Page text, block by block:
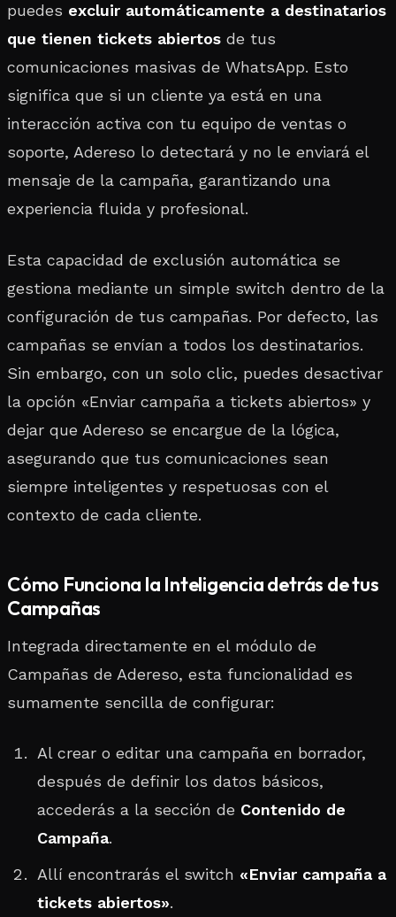
puedes excluir automáticamente a destinatarios
que tienen tickets abiertos de tus
comunicaciones masivas de WhatsApp. Esto
significa que si un cliente ya está en una
interacción activa con tu equipo de ventas o
soporte, Adereso lo detectará y no le enviará el
mensaje de la campaña, garantizando una
experiencia fluida y profesional.
Esta capacidad de exclusión automática se
gestiona mediante un simple switch dentro de la
configuración de tus campañas. Por defecto, las
campañas se envían a todos los destinatarios.
Sin embargo, con un solo clic, puedes desactivar
la opción «Enviar campaña a tickets abiertos» y
dejar que Adereso se encargue de la lógica,
asegurando que tus comunicaciones sean
siempre inteligentes y respetuosas con el
contexto de cada cliente.
Cómo Funciona la Inteligencia detrás de tus
Campañas
Integrada directamente en el módulo de
Campañas de Adereso, esta funcionalidad es
sumamente sencilla de configurar:
Al crear o editar una campaña en borrador,
después de definir los datos básicos,
accederás a la sección de Contenido de
Campaña.
Allí encontrarás el switch«Enviar campaña a
tickets abiertos».